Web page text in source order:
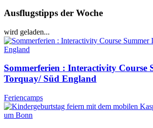
Ausflugstipps der Woche
wird geladen...
Sommerferien : Interactivity Course
Torquay/ Süd England
Feriencamps